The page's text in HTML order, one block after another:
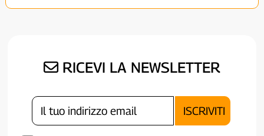
RICEVI LA NEWSLETTER